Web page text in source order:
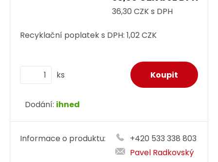
36,30 CZK s DPH
Recyklační poplatek s DPH: 1,02 CZK
ks
Dodání: ihned
Informace o produktu:
+420 533 338 803
Pavel Radkovský